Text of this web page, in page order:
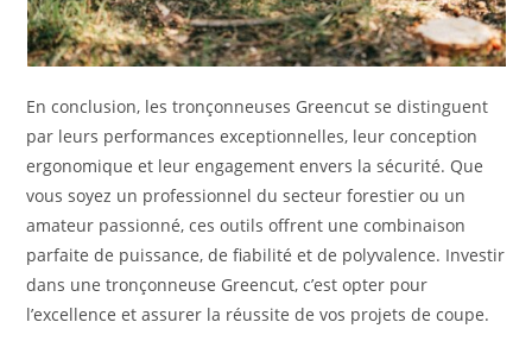
En conclusion, les tronçonneuses Greencut se distinguent
par leurs performances exceptionnelles, leur conception
ergonomique et leur engagement envers la sécurité. Que
vous soyez un professionnel du secteur forestier ou un
amateur passionné, ces outils offrent une combinaison
parfaite de puissance, de fiabilité et de polyvalence. Investir
dans une tronçonneuse Greencut, c’est opter pour
l’excellence et assurer la réussite de vos projets de coupe.